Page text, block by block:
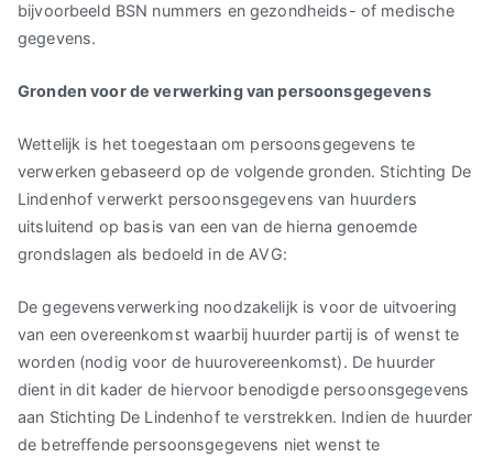
bijvoorbeeld BSN nummers en gezondheids- of medische
gegevens.
Gronden voor de verwerking van persoonsgegevens
Wettelijk is het toegestaan om persoonsgegevens te
verwerken gebaseerd op de volgende gronden. Stichting De
Lindenhof verwerkt persoonsgegevens van huurders
uitsluitend op basis van een van de hierna genoemde
grondslagen als bedoeld in de AVG:
De gegevensverwerking noodzakelijk is voor de uitvoering
van een overeenkomst waarbij huurder partij is of wenst te
worden (nodig voor de huurovereenkomst). De huurder
dient in dit kader de hiervoor benodigde persoonsgegevens
aan Stichting De Lindenhof te verstrekken. Indien de huurder
de betreffende persoonsgegevens niet wenst te